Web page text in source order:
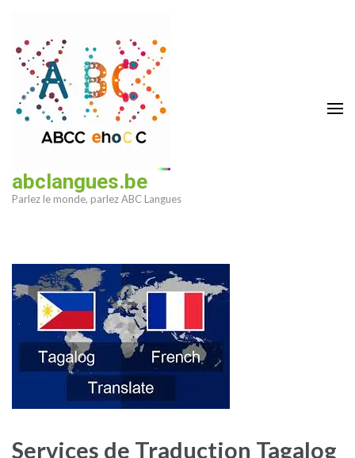
contenu
(Pressez
Entrée)
abclangues.be
Parlez le monde, parlez ABC Langues
Services de Traduction Tagalog